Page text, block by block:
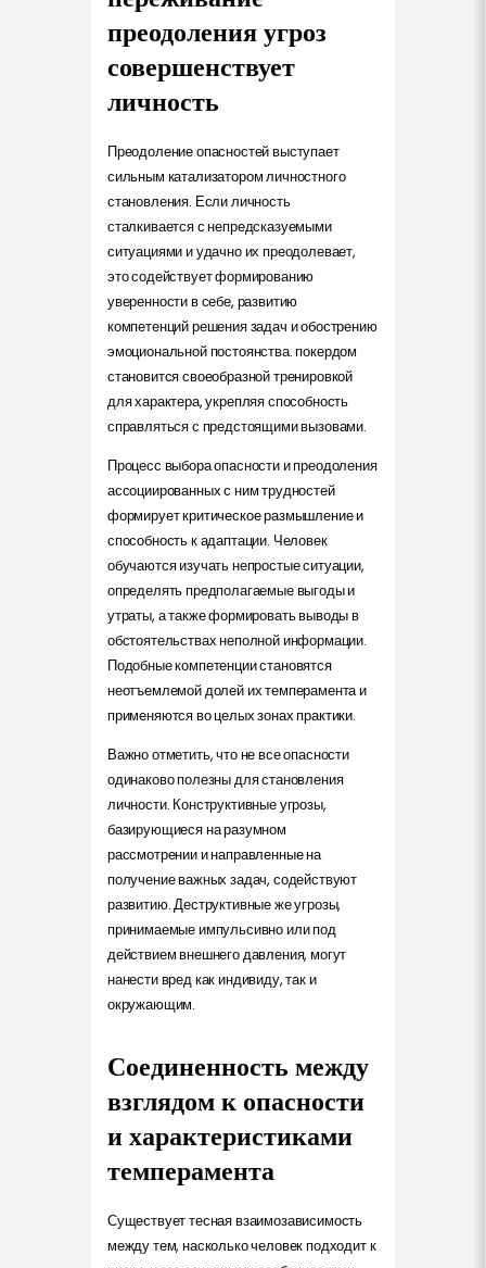
преодоления угроз
совершенствует
личность
Преодоление опасностей выступает
сильным катализатором личностного
становления. Если личность
сталкивается с непредсказуемыми
ситуациями и удачно их преодолевает,
это содействует формированию
уверенности в себе, развитию
компетенций решения задач и обострению
эмоциональной постоянства. покердом
становится своеобразной тренировкой
для характера, укрепляя способность
справляться с предстоящими вызовами.
Процесс выбора опасности и преодоления
ассоциированных с ним трудностей
формирует критическое размышление и
способность к адаптации. Человек
обучаются изучать непростые ситуации,
определять предполагаемые выгоды и
утраты, а также формировать выводы в
обстоятельствах неполной информации.
Подобные компетенции становятся
неотъемлемой долей их темперамента и
применяются во целых зонах практики.
Важно отметить, что не все опасности
одинаково полезны для становления
личности. Конструктивные угрозы,
базирующиеся на разумном
рассмотрении и направленные на
получение важных задач, содействуют
развитию. Деструктивные же угрозы,
принимаемые импульсивно или под
действием внешнего давления, могут
нанести вред как индивиду, так и
окружающим.
Соединенность между
взглядом к опасности
и характеристиками
темперамента
Существует тесная взаимозависимость
между тем, насколько человек подходит к